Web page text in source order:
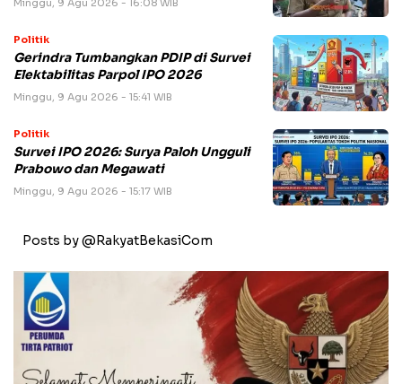
Minggu, 9 Agu 2026 - 16:08 WIB
Politik
Gerindra Tumbangkan PDIP di Survei
Elektabilitas Parpol IPO 2026
Minggu, 9 Agu 2026 - 15:41 WIB
Politik
Survei IPO 2026: Surya Paloh Ungguli
Prabowo dan Megawati
Minggu, 9 Agu 2026 - 15:17 WIB
Posts by @RakyatBekasiCom